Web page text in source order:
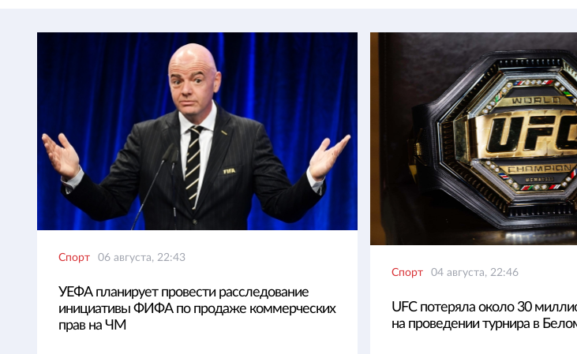
Спорт 06 августа, 22:43
УЕФА планирует провести расследование
инициативы ФИФА по продаже коммерческих
прав на ЧМ
Спорт 04 августа, 22:46
UFC потеряла около 30
на проведении турнира в